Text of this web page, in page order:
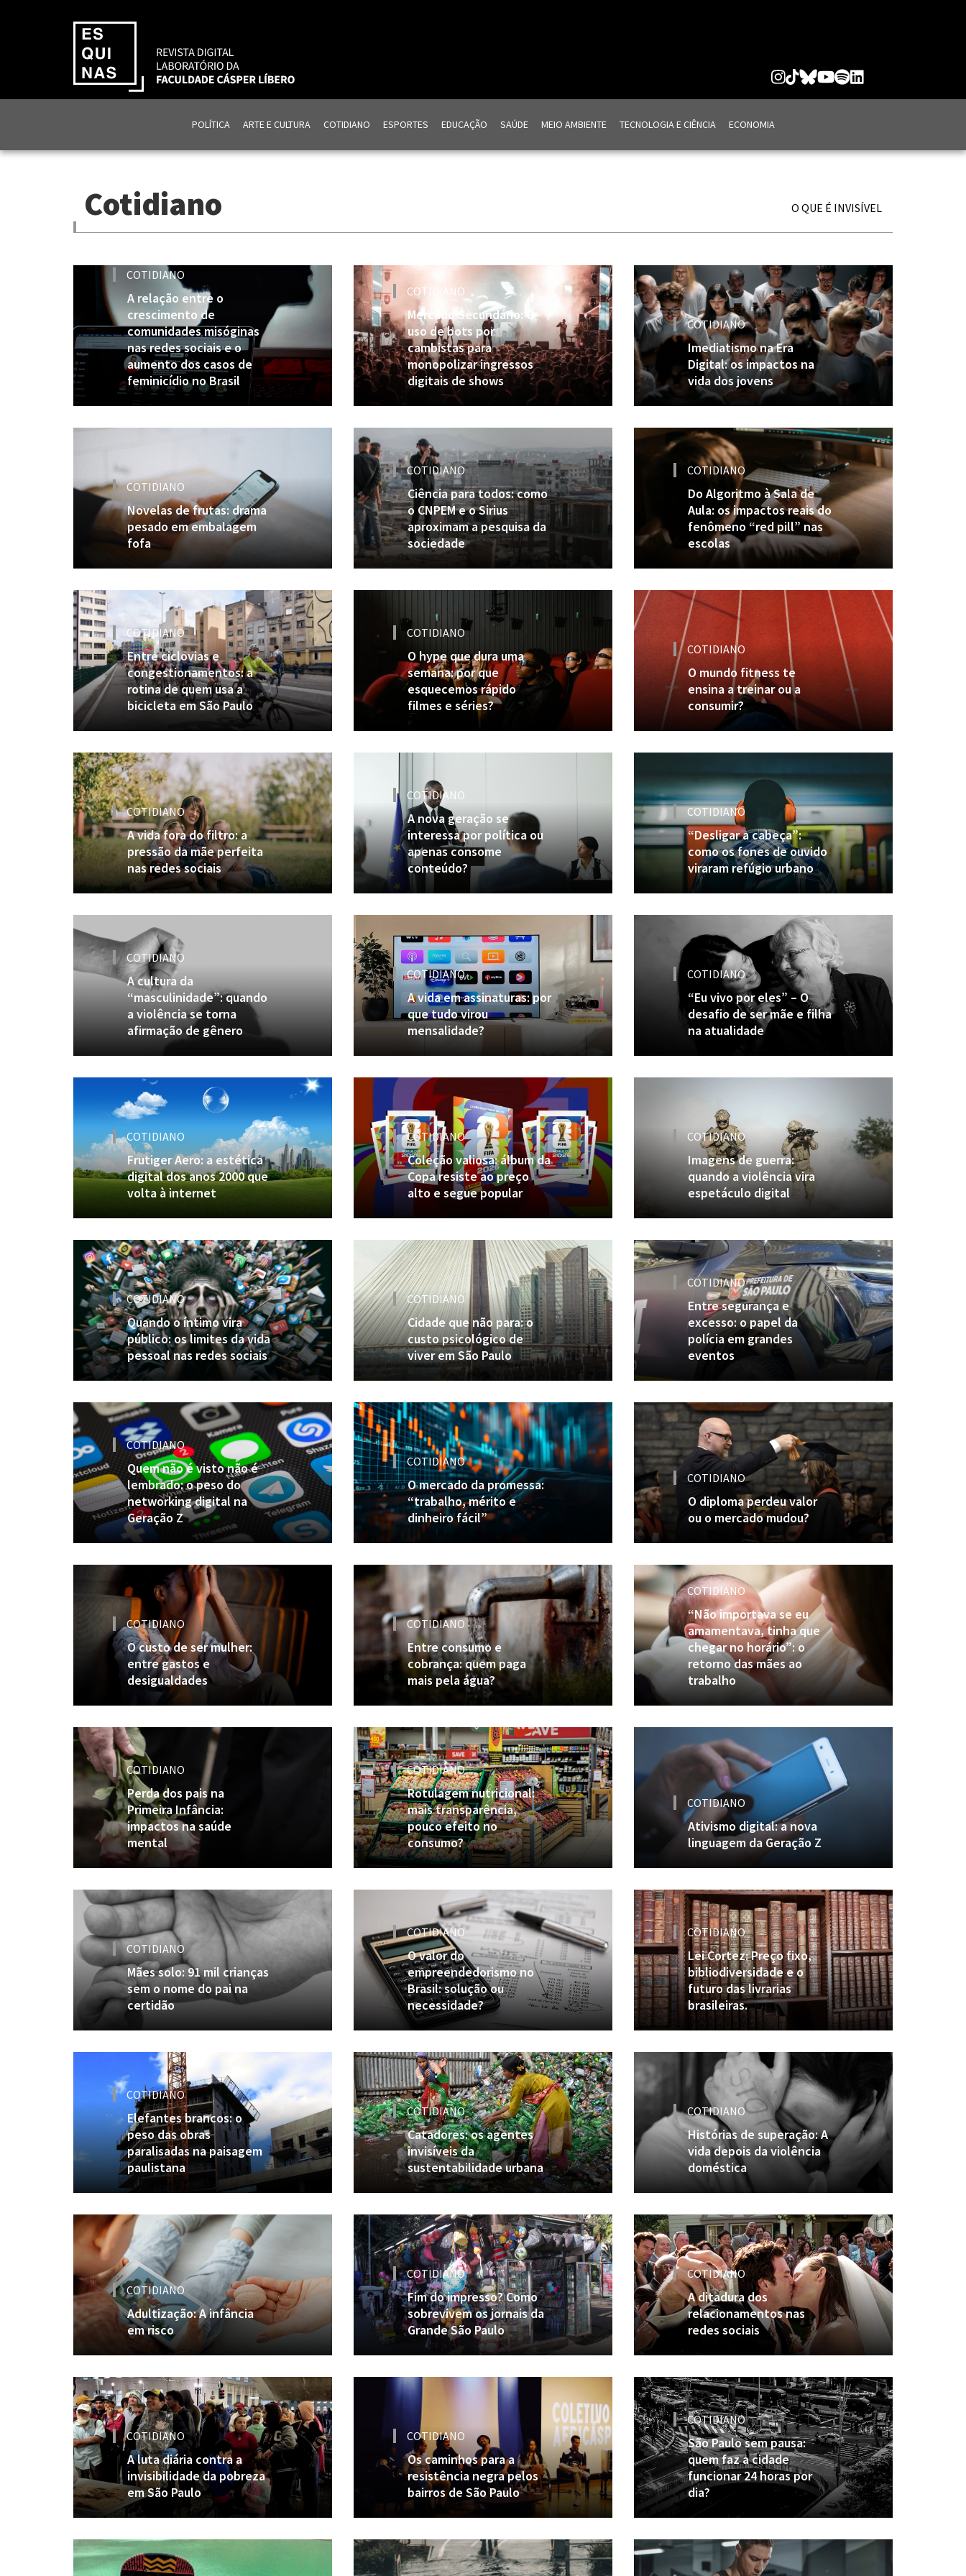
POLÍTICA ARTE E CULTURA COTIDIANO ESPORTES EDUCAÇÃO SAÚDE MEIO AMBIENTE TECNOLOGIA E CIÊNCIA ECONOMIA
Cotidiano O QUE É INVISÍVEL
COTIDIANO
A relação entre o
crescimento de
comunidades misóginas
nas redes sociais e o
aumento dos casos de
feminicídio no Brasil
COTIDIANO
Mercado Secundário: O
uso de bots por
cambistas para
monopolizar ingressos
digitais de shows
COTIDIANO
Imediatismo na Era
Digital: os impactos na
vida dos jovens
COTIDIANO
Novelas de frutas: drama
pesado em embalagem
fofa
COTIDIANO
Ciência para todos: como
o CNPEM e o Sirius
aproximam a pesquisa da
sociedade
COTIDIANO
Do Algoritmo à Sala de
Aula: os impactos reais do
fenômeno “red pill” nas
escolas
COTIDIANO
Entre ciclovias e
congestionamentos: a
rotina de quem usa a
bicicleta em São Paulo
COTIDIANO
O hype que dura uma
semana: por que
esquecemos rápido
filmes e séries?
COTIDIANO
O mundo fitness te
ensina a treinar ou a
consumir?
COTIDIANO
A vida fora do filtro: a
pressão da mãe perfeita
nas redes sociais
COTIDIANO
A nova geração se
interessa por política ou
apenas consome
conteúdo?
COTIDIANO
“Desligar a cabeça”:
como os fones de ouvido
viraram refúgio urbano
COTIDIANO
A cultura da
“masculinidade”: quando
a violência se torna
afirmação de gênero
COTIDIANO
A vida em assinaturas: por
que tudo virou
mensalidade?
COTIDIANO
“Eu vivo por eles” – O
desafio de ser mãe e filha
na atualidade
COTIDIANO
Frutiger Aero: a estética
digital dos anos 2000 que
volta à internet
COTIDIANO
Coleção valiosa: álbum da
Copa resiste ao preço
alto e segue popular
COTIDIANO
Imagens de guerra:
quando a violência vira
espetáculo digital
COTIDIANO
Quando o íntimo vira
público: os limites da vida
pessoal nas redes sociais
COTIDIANO
Cidade que não para: o
custo psicológico de
viver em São Paulo
COTIDIANO
Entre segurança e
excesso: o papel da
polícia em grandes
eventos
COTIDIANO
Quem não é visto não é
lembrado: o peso do
networking digital na
Geração Z
COTIDIANO
O mercado da promessa:
“trabalho, mérito e
dinheiro fácil”
COTIDIANO
O diploma perdeu valor
ou o mercado mudou?
COTIDIANO
O custo de ser mulher:
entre gastos e
desigualdades
COTIDIANO
Entre consumo e
cobrança: quem paga
mais pela água?
COTIDIANO
“Não importava se eu
amamentava, tinha que
chegar no horário”: o
retorno das mães ao
trabalho
COTIDIANO
Perda dos pais na
Primeira Infância:
impactos na saúde
mental
COTIDIANO
Rotulagem nutricional:
mais transparência,
pouco efeito no
consumo?
COTIDIANO
Ativismo digital: a nova
linguagem da Geração Z
COTIDIANO
Mães solo: 91 mil crianças
sem o nome do pai na
certidão
COTIDIANO
O valor do
empreendedorismo no
Brasil: solução ou
necessidade?
COTIDIANO
Lei Cortez: Preço fixo,
bibliodiversidade e o
futuro das livrarias
brasileiras.
COTIDIANO
Elefantes brancos: o
peso das obras
paralisadas na paisagem
paulistana
COTIDIANO
Catadores: os agentes
invisíveis da
sustentabilidade urbana
COTIDIANO
Histórias de superação: A
vida depois da violência
doméstica
COTIDIANO
Adultização: A infância
em risco
COTIDIANO
Fim do impresso? Como
sobrevivem os jornais da
Grande São Paulo
COTIDIANO
A ditadura dos
relacionamentos nas
redes sociais
COTIDIANO
A luta diária contra a
invisibilidade da pobreza
em São Paulo
COTIDIANO
Os caminhos para a
resistência negra pelos
bairros de São Paulo
COTIDIANO
São Paulo sem pausa:
quem faz a cidade
funcionar 24 horas por
dia?